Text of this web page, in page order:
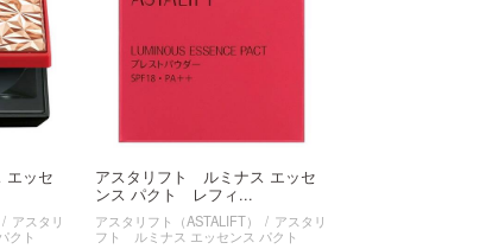
ッセ
アスタリ
クト
アスタリフト ルミナス エッセ
ンス パクト レフィ...
アスタリフト（ASTALIFT）
アスタリ
フト ルミナス エッセンス パクト